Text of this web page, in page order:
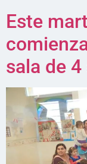
Este
sala de 4